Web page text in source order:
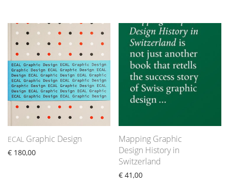
ECAL Graphic Design
€ 180,00
Mapping Graphic
Design History in
Switzerland
€ 41,00